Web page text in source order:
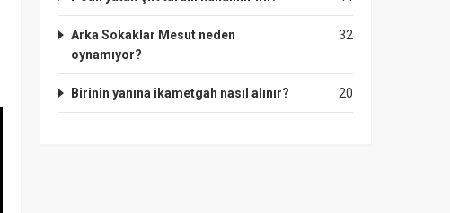
32
Arka Sokaklar Mesut neden
oynamıyor?
20
Birinin yanına ikametgah nasıl alınır?